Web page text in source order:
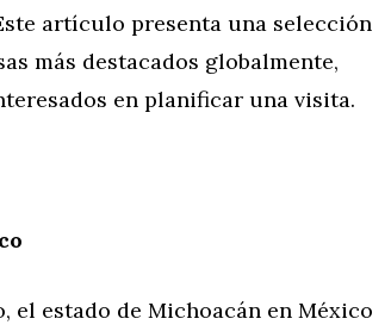
artículo presenta una selección
más destacados globalmente,
en planificar una visita.
el estado de Michoacán en México